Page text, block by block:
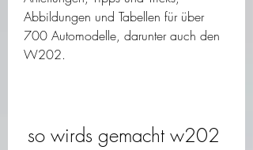
Abbildungen und Tabellen für über
700 Automodelle, darunter auch den
W202.
so wirds gemacht w202